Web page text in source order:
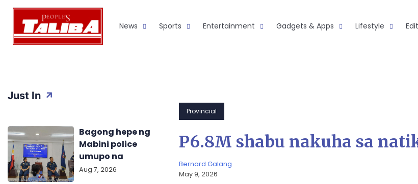
Skip
content
News Sports Entertainment Gadgets & Apps Lifestyle
Just In
Bagong hepe ng
Mabini police
umupo na
Aug 7, 2026
Provincial
P6.8M shabu nakuha sa
Bernard Galang
May 9, 2026